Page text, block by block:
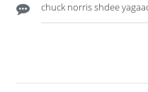
chuck norris shdee